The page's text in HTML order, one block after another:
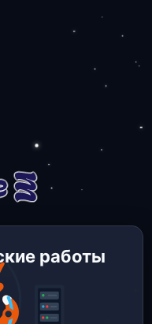
работы